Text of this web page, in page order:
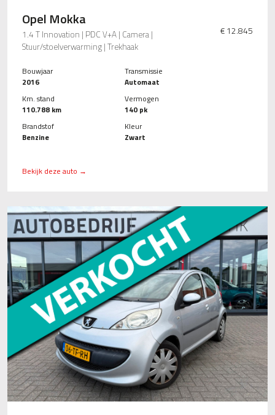
Opel Mokka
1.4 T Innovation | PDC V+A | Camera |
Stuur/stoelverwarming | Trekhaak
€ 12.845
Bouwjaar
2016
Km. stand
110.788 km
Brandstof
Benzine
Transmissie
Automaat
Vermogen
140 pk
Kleur
Zwart
Bekijk deze auto →